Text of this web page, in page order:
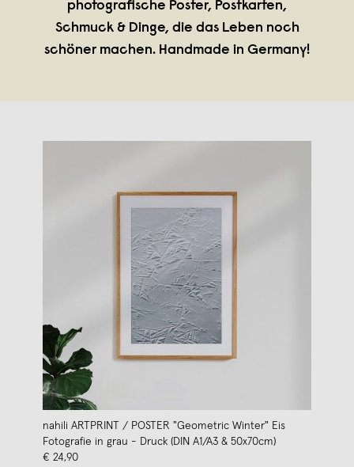
photografische Poster, Postkarten,
Schmuck & Dinge, die das Leben noch
schöner machen. Handmade in Germany!
nahili ARTPRINT / POSTER "Geometric Winter" Eis
Fotografie in grau - Druck (DIN A1/A3 & 50x70cm)
€ 24,90